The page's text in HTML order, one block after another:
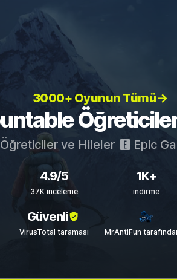
3000+ Oyunun Tümü→
Öğreticiler ve Hileler Epic
4.9/5
37K inceleme
1K+
indirme
Güvenli
VirusTotal taraması MrAntiFun